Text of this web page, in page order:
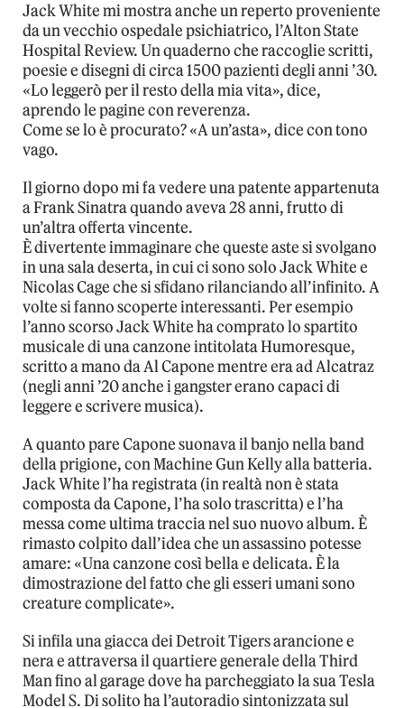
Jack White mi mostra anche un reperto proveniente
da un vecchio ospedale psichiatrico, l’Alton State
Hospital Review. Un quaderno che raccoglie scritti,
poesie e disegni di circa 1500 pazienti degli anni ’30.
«Lo leggerò per il resto della mia vita», dice,
aprendo le pagine con reverenza.
Come se lo è procurato? «A un’asta», dice con tono
vago.
Il giorno dopo mi fa vedere una patente appartenuta
a Frank Sinatra quando aveva 28 anni, frutto di
un’altra offerta vincente.
È divertente immaginare che queste aste si svolgano
in una sala deserta, in cui ci sono solo Jack White e
Nicolas Cage che si sfidano rilanciando all’infinito. A
volte si fanno scoperte interessanti. Per esempio
l’anno scorso Jack White ha comprato lo spartito
musicale di una canzone intitolata Humoresque,
scritto a mano da Al Capone mentre era ad Alcatraz
(negli anni ’20 anche i gangster erano capaci di
leggere e scrivere musica).
A quanto pare Capone suonava il banjo nella band
della prigione, con Machine Gun Kelly alla batteria.
Jack White l’ha registrata (in realtà non è stata
composta da Capone, l’ha solo trascritta) e l’ha
messa come ultima traccia nel suo nuovo album. È
rimasto colpito dall’idea che un assassino potesse
amare: «Una canzone così bella e delicata. È la
dimostrazione del fatto che gli esseri umani sono
creature complicate».
Si infila una giacca dei Detroit Tigers arancione e
nera e attraversa il quartiere generale della Third
Man fino al garage dove ha parcheggiato la sua Tesla
Model S. Di solito ha l’autoradio sintonizzata sul